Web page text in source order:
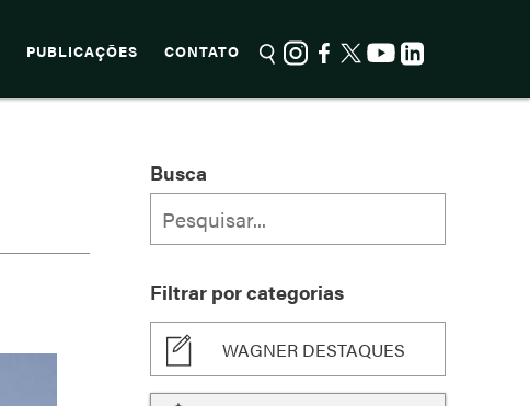
PUBLICAÇÕES CONTATO
Busca
Filtrar por categorias
WAGNER DESTAQUES